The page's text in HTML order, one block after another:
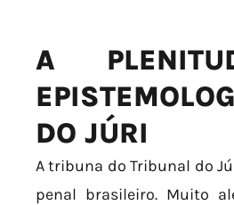
A
DO JÚRI
A tribuna do Tribunal do
penal brasileiro. Muito